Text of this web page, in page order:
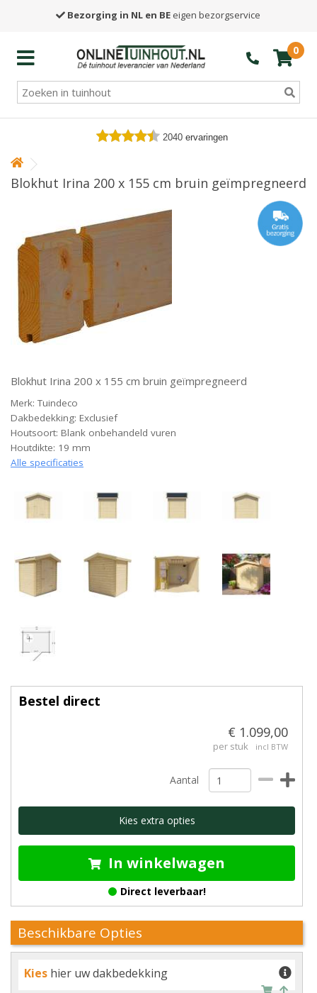
Bezorging in NL en BE eigen bezorgservice
0
2040 ervaringen
Blokhut Irina 200 x 155 cm bruin geïmpregneerd
Blokhut Irina 200 x 155 cm bruin geïmpregneerd
Merk: Tuindeco
Dakbedekking: Exclusief
Houtsoort: Blank onbehandeld vuren
Houtdikte: 19 mm
Alle specificaties
Bestel direct
€ 1.099,00
per stuk incl BTW
Aantal
Kies extra opties
In winkelwagen
Direct leverbaar!
Beschikbare Opties
Kies hier uw dakbedekking